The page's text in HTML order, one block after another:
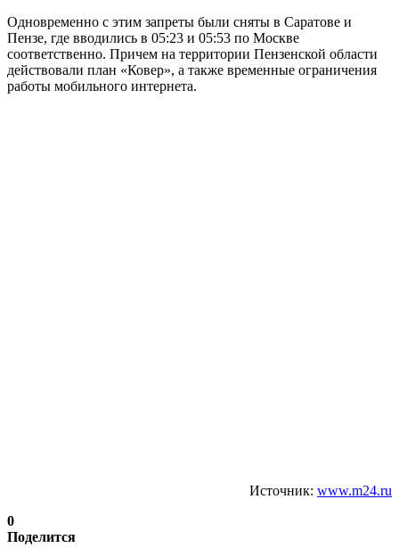
Одновременно с этим запреты были сняты в Саратове и
Пензе, где вводились в 05:23 и 05:53 по Москве
соответственно. Причем на территории Пензенской области
действовали план «Ковер», а также временные ограничения
работы мобильного интернета.
Источник: www.m24.ru
0
Поделится